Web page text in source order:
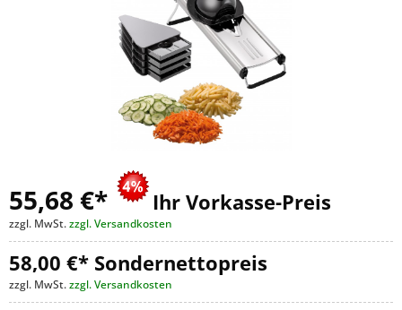
55,68 €* Ihr Vorkasse-Preis
zzgl. MwSt.zzgl. Versandkosten
58,00 €* Sondernettopreis
zzgl. MwSt.zzgl. Versandkosten